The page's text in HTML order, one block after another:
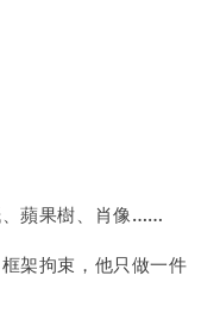
、蘋果樹、肖像……
架拘束，他只做一件